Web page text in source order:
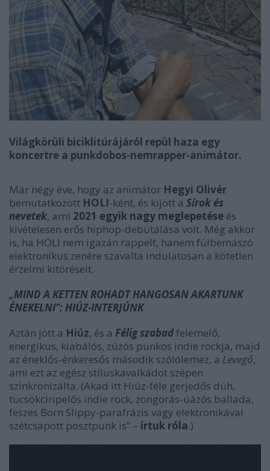
Világkörüli biciklitúrájáról repül haza egy
koncertre a punkdobos-nemrapper-animátor.
Már négy éve, hogy az animátor Hegyi Olivér
bemutatkozott HOLI-ként, és kijött a Sírok és
nevetek, ami 2021 egyik nagy meglepetése és
kivételesen erős hiphop-debütálása volt. Még akkor
is, ha HOLI nem igazán rappelt, hanem fülbemászó
elektronikus zenére szavalta indulatosan a kötetlen
érzelmi kitöréseit.
„MIND A KETTEN ROHADT HANGOSAN AKARTUNK
ÉNEKELNI”: HIÚZ-INTERJÚNK
Aztán jött a Hiúz, és a Félig szabadfelemelő,
energikus, kiabálós, zúzós punkos indie rockja, majd
az éneklős-énkeresős második szólólemez, a Levegő,
ami ezt az egész stíluskavalkádot szépen
szinkronizálta. (Akad itt Hiúz-féle gerjedős düh,
tücsökciripelős indie rock, zongorás-úázós ballada,
feszes Born Slippy-parafrázis vagy elektronikával
szétcsapott posztpunk is” – írtuk róla.)